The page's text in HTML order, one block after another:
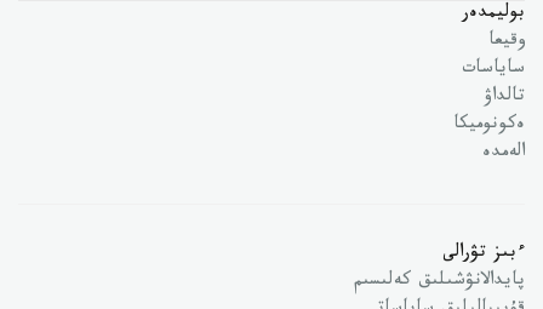
بوليمدەر
وقيعا
ساياسات
تالداۋ
ەكونوميكا
الەمدە
ءبىز تۋرالى
پايدالانۋشىلىق كەلىسىم